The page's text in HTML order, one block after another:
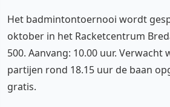
Het badmintontoernooi wordt
oktober in het Racketcentrum
500. Aanvang: 10.00 uur.
partijen rond 18.15 uur de baan
gratis.